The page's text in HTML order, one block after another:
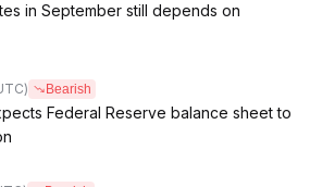
in September still depends on
Bearish
Federal Reserve balance sheet to